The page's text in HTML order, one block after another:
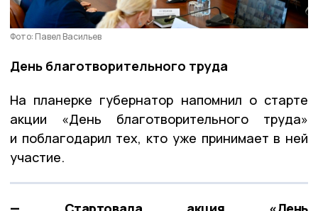
Фото: Павел Васильев
День благотворительного труда
На планерке губернатор напомнил о старте
акции «День благотворительного труда»
и поблагодарил тех, кто уже принимает в ней
участие.